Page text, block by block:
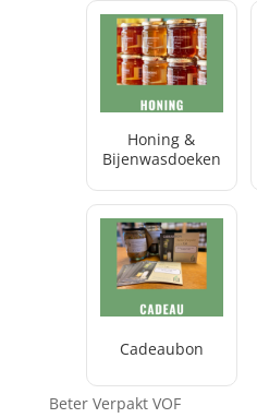
Honing &
Bijenwasdoeken
Cadeaubon
Beter Verpakt VOF